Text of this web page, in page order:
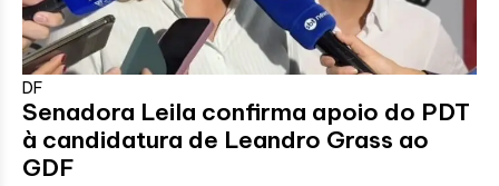
DF
Senadora Leila confirma apoio do PDT
à candidatura de Leandro Grass ao
GDF